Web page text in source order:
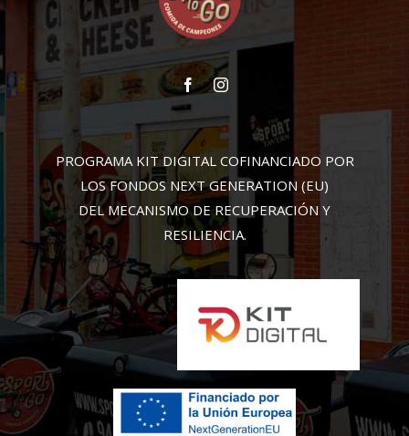
PROGRAMA KIT DIGITAL COFINANCIADO POR
LOS FONDOS NEXT GENERATION (EU)
DEL MECANISMO DE RECUPERACIÓN Y
RESILIENCIA.